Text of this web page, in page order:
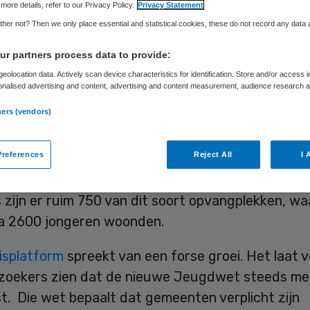
kinderen in gezinshuizen is tussen 2014 en
onderzoek van het Gezinspiratieplein.
zijn er ruim 750 van dit soort opvangplekken,
2600 jongeren woonden.
spreekt van een forse groei. Het laat
zien dat de nieuwe Jeugdwet steeds
Die wet bepaalt dat gemeenten verplicht zijn
details, refer to our Privacy Policy. Privacy Statement
not? Then we only place essential and statistical cookies, these do not record any data
partners process data to provide:
data. Actively scan device characteristics for identification. Store and/or access
advertising and content, advertising and content measurement, audience research
(vendors)
Reject All I